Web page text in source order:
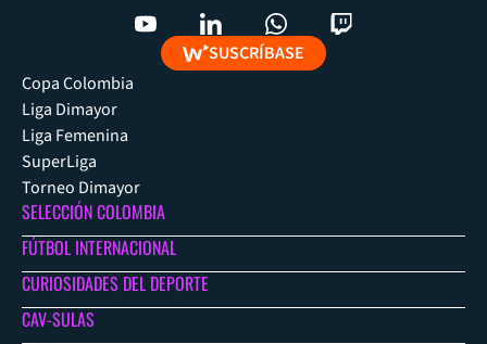
SUSCRÍBASE
Copa Colombia
Liga Dimayor
Liga Femenina
SuperLiga
Torneo Dimayor
SELECCIÓN COLOMBIA
FÚTBOL INTERNACIONAL
CURIOSIDADES DEL DEPORTE
CAV-SULAS